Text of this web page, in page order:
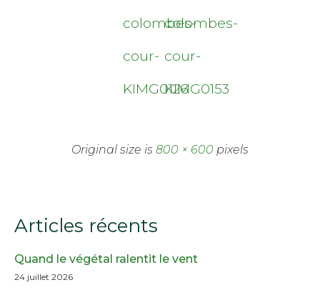
colombes-
cour-
KIMG0126
colombes-
cour-
KIMG0153
Original size is 800 × 600 pixels
Articles récents
Quand le végétal ralentit le vent
24 juillet 2026